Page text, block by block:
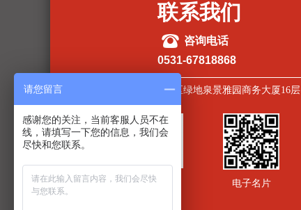
关注公众号 电子名片
联系我们
0531-67818868
뀰 咨询电话
山东省济南市市中区绿地泉景雅园商务大厦16层
请您留言
感谢您的关注，当前客服人员不在
线，请填写一下您的信息，我们会
尽快和您联系。